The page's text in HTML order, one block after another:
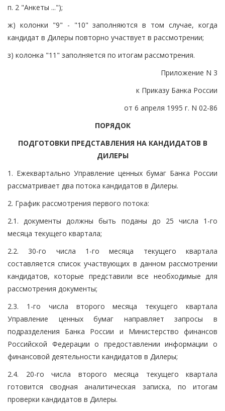
п. 2 "Анкеты ...");
ж) колонки "9" - "10" заполняются в том случае, когда
кандидат в Дилеры повторно участвует в рассмотрении;
з) колонка "11" заполняется по итогам рассмотрения.
Приложение N 3
к Приказу Банка России
от 6 апреля 1995 г. N 02-86
ПОРЯДОК
ПОДГОТОВКИ ПРЕДСТАВЛЕНИЯ НА КАНДИДАТОВ В
ДИЛЕРЫ
1. Ежеквартально Управление ценных бумаг Банка России
рассматривает два потока кандидатов в Дилеры.
2. График рассмотрения первого потока:
2.1. документы должны быть поданы до 25 числа 1-го
месяца текущего квартала;
2.2. 30-го числа 1-го месяца текущего квартала
составляется список участвующих в данном рассмотрении
кандидатов, которые представили все необходимые для
рассмотрения документы;
2.3. 1-го числа второго месяца текущего квартала
Управление ценных бумаг направляет запросы в
подразделения Банка России и Министерство финансов
Российской Федерации о предоставлении информации о
финансовой деятельности кандидатов в Дилеры;
2.4. 20-го числа второго месяца текущего квартала
готовится сводная аналитическая записка, по итогам
проверки кандидатов в Дилеры.